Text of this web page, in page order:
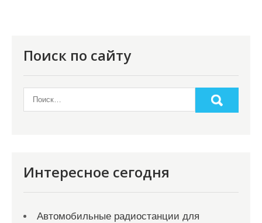
Поиск по сайту
Интересное сегодня
Автомобильные радиостанции для